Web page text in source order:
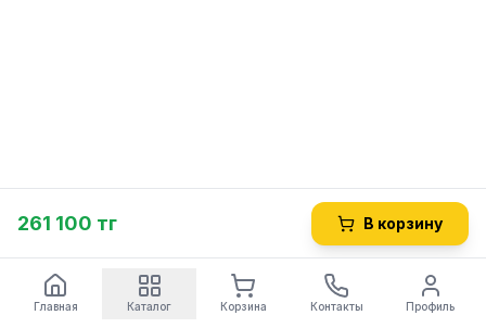
261 100 тг В корзину
Главная Каталог Корзина Контакты Профиль